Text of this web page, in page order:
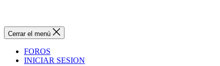
Cerrar el menú
FOROS
INICIAR SESION